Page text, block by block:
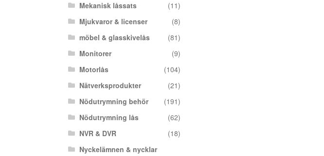
Mekanisk låssats
(11)
Mjukvaror & licenser
(8)
möbel & glasskivelås
(81)
Monitorer
(9)
Motorlås
(104)
Nätverksprodukter
(21)
Nödutrymning behör
(191)
Nödutrymning lås
(62)
NVR & DVR
(18)
Nyckelämnen & nycklar